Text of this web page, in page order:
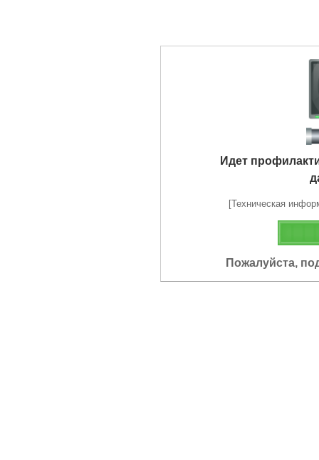
Идет
[Техническая
Пожалуйста,